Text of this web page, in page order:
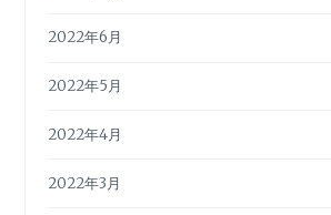
2022年6月
2022年5月
2022年4月
2022年3月